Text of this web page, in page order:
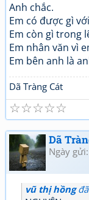
Anh chắc.
Em có được gì
Em còn gì trong
Em nhân văn vì
Em bên anh là
Dã Tràng Cát
☆
☆
☆
☆
☆
Dã
Ngày
vũ thị hồngđã